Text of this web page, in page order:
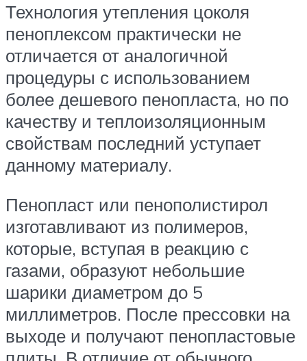
Технология утепления цоколя
пеноплексом практически не
отличается от аналогичной
процедуры с использованием
более дешевого пенопласта, но по
качеству и теплоизоляционным
свойствам последний уступает
данному материалу.
Пенопласт или пенополистирол
изготавливают из полимеров,
которые, вступая в реакцию с
газами, образуют небольшие
шарики диаметром до 5
миллиметров. После прессовки на
выходе и получают пенопластовые